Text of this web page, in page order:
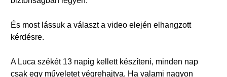
És most lássuk a választ a video elején elhangzott
kérdésre.
A Luca székét 13 napig kellett készíteni, minden nap
csak egy műveletet végrehajtva. Ha valami nagyon